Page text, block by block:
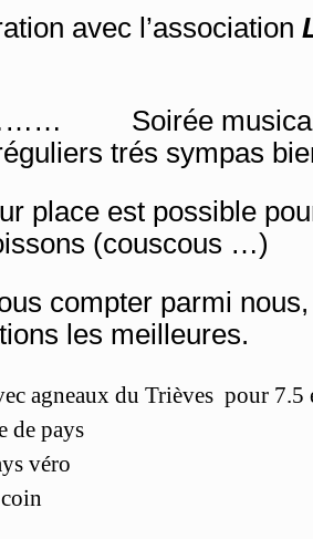
avec l’association
Soirée musicale
trés sympas
place est possible
(couscous …)
compter parmi
les meilleures.
agneaux du Trièves pour
de pays
véro